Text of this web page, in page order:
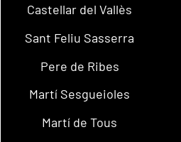
Castellar del Vallès
Sant Feliu Sasserra
Pere de Ribes
Martí Sesgueioles
Martí de Tous